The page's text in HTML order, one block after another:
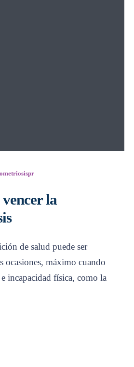
la
de salud puede ser
ocasiones, máximo cuando
incapacidad física, como la